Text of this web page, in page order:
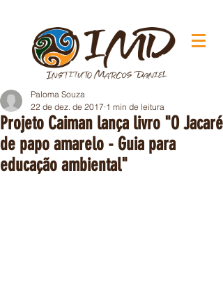
Projeto Caiman lança livro "O Jacaré
de papo amarelo - Guia para
educação ambiental"
Paloma Souza
22 de dez. de 2017 1 min de leitura